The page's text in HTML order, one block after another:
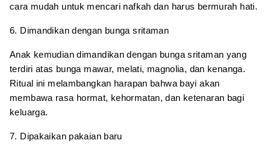
cara mudah untuk mencari nafkah dan harus bermurah hati.
6. Dimandikan dengan bunga sritaman
Anak kemudian dimandikan dengan bunga sritaman yang
terdiri atas bunga mawar, melati, magnolia, dan kenanga.
Ritual ini melambangkan harapan bahwa bayi akan
membawa rasa hormat, kehormatan, dan ketenaran bagi
keluarga.
7. Dipakaikan pakaian baru